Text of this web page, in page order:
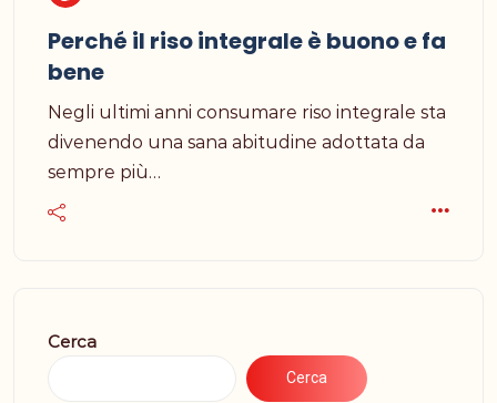
Perché il riso integrale è buono e fa
bene
Negli ultimi anni consumare riso integrale sta
divenendo una sana abitudine adottata da
sempre più…
Cerca
Cerca